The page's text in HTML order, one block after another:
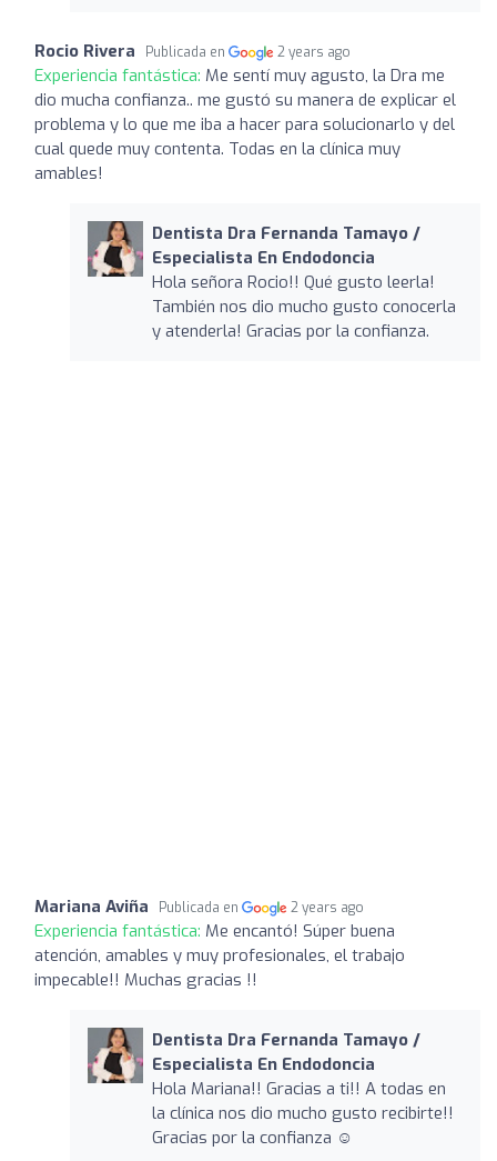
Rocio Rivera Publicada en 2 years ago
Experiencia fantástica: Me sentí muy agusto, la Dra me
dio mucha confianza.. me gustó su manera de explicar el
problema y lo que me iba a hacer para solucionarlo y del
cual quede muy contenta. Todas en la clínica muy
amables!
Dentista Dra Fernanda Tamayo /
Especialista En Endodoncia
Hola señora Rocio!! Qué gusto leerla!
También nos dio mucho gusto conocerla
y atenderla! Gracias por la confianza.
Mariana Aviña Publicada en 2 years ago
Experiencia fantástica: Me encantó! Súper buena
atención, amables y muy profesionales, el trabajo
impecable!! Muchas gracias !!
Dentista Dra Fernanda Tamayo /
Especialista En Endodoncia
Hola Mariana!! Gracias a ti!! A todas en
la clínica nos dio mucho gusto recibirte!!
Gracias por la confianza ☺️